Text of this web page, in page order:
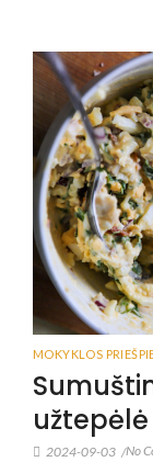
MOKYKLOS
užtepėlė
2024-09-03 /No